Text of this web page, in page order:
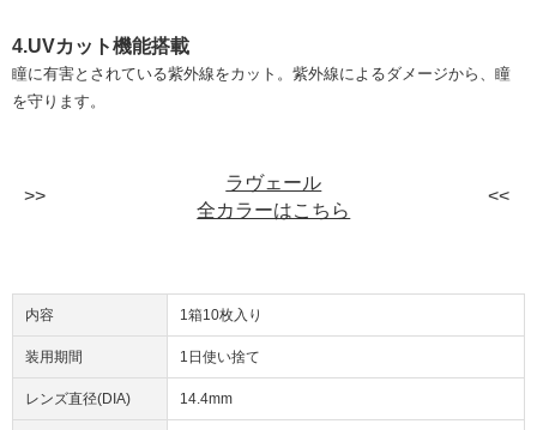
4.UVカット機能搭載
瞳に有害とされている紫外線をカット。紫外線によるダメージから、瞳
を守ります。
ラヴェール
全カラーはこちら
内容 1箱10枚入り
装用期間 1日使い捨て
レンズ直径(DIA) 14.4mm